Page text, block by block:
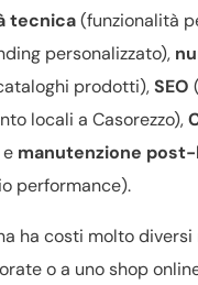
tecnica(funzionalità
personalizzato),
prodotti),SEO
locali a Casorezzo),
manutenzione
performance).
ha costi molto
o a uno shop